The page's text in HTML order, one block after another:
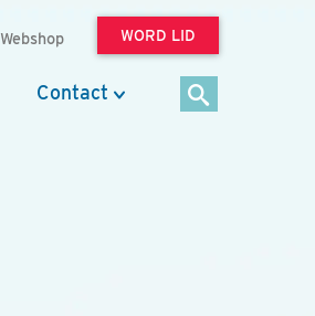
Webshop WORD LID
Contact